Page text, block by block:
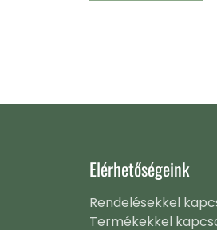
Elérhetőségeink
Rendelésekkel
Termékekkel